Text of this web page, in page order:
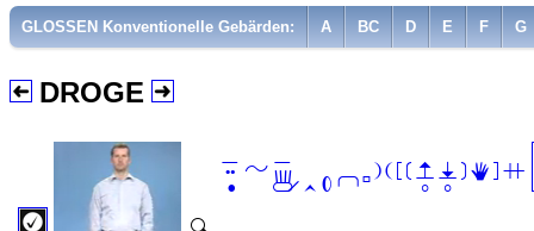
GLOSSEN Konventionelle Gebärden: A BC D E F G
DROGE
